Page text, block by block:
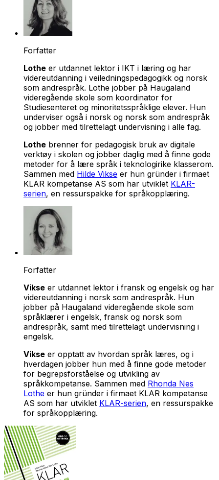
Forfatter
Lothe er utdannet lektor i IKT i læring og har
videreutdanning i veiledningspedagogikk og norsk
som andrespråk. Lothe jobber på Haugaland
videregående skole som koordinator for
Studiesenteret og minoritetsspråklige elever. Hun
underviser også i norsk og norsk som andrespråk
og jobber med tilrettelagt undervisning i alle fag.
Lothe brenner for pedagogisk bruk av digitale
verktøy i skolen og jobber daglig med å finne gode
metoder for å lære språk i teknologirike klasserom.
Sammen med Hilde Vikse er hun gründer i firmaet
KLAR kompetanse AS som har utviklet KLAR-
serien, en ressurspakke for språkopplæring.
Forfatter
Vikse er utdannet lektor i fransk og engelsk og har
videreutdanning i norsk som andrespråk. Hun
jobber på Haugaland videregående skole som
språklærer i engelsk, fransk og norsk som
andrespråk, samt med tilrettelagt undervisning i
engelsk.
Vikse er opptatt av hvordan språk læres, og i
hverdagen jobber hun med å finne gode metoder
for begrepsforståelse og utvikling av
språkkompetanse. Sammen med Rhonda Nes
Lothe er hun gründer i firmaet KLAR kompetanse
AS som har utviklet KLAR-serien, en ressurspakke
for språkopplæring.